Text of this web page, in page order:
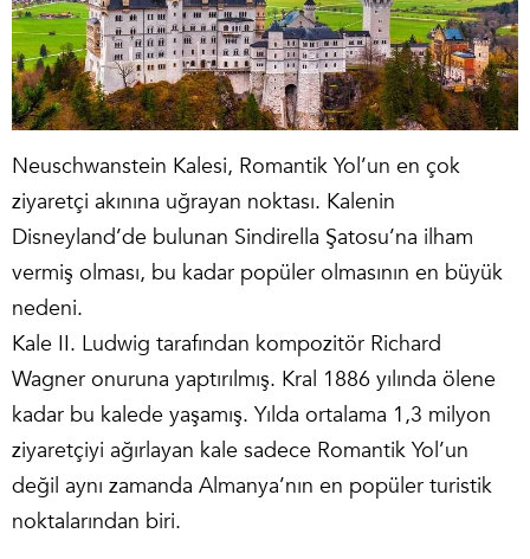
Neuschwanstein Kalesi, Romantik Yol’un en çok
ziyaretçi akınına uğrayan noktası. Kalenin
Disneyland’de bulunan Sindirella Şatosu’na ilham
vermiş olması, bu kadar popüler olmasının en büyük
nedeni.
Kale II. Ludwig tarafından kompozitör Richard
Wagner onuruna yaptırılmış. Kral 1886 yılında ölene
kadar bu kalede yaşamış. Yılda ortalama 1,3 milyon
ziyaretçiyi ağırlayan kale sadece Romantik Yol’un
değil aynı zamanda Almanya’nın en popüler turistik
noktalarından biri.